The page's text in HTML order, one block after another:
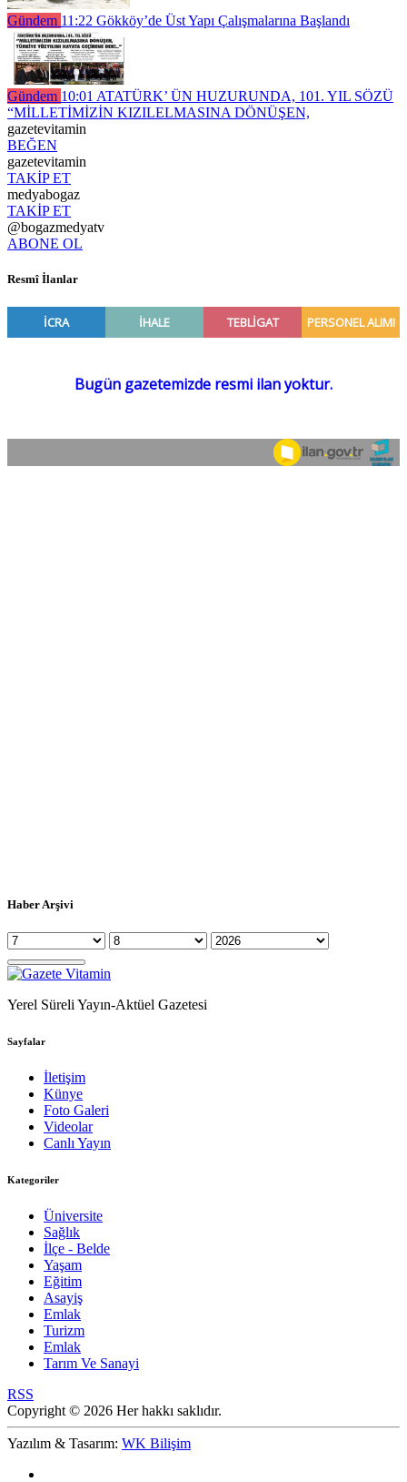
Gündem 11:22 Gökköy’de Üst Yapı Çalışmalarına Başlandı
Gündem 10:01 ATATÜRK’ ÜN HUZURUNDA, 101. YIL SÖZÜ
“MİLLETİMİZİN KIZILELMASINA DÖNÜŞEN,
gazetevitamin
BEĞEN
gazetevitamin
TAKİP ET
medyabogaz
TAKİP ET
@bogazmedyatv
ABONE OL
Resmî İlanlar
Haber Arşivi
Yerel Süreli Yayın-Aktüel Gazetesi
Sayfalar
İletişim
Künye
Foto Galeri
Videolar
Canlı Yayın
Kategoriler
Üniversite
Sağlık
İlçe - Belde
Yaşam
Eğitim
Asayiş
Emlak
Turizm
Emlak
Tarım Ve Sanayi
RSS
Copyright © 2026 Her hakkı saklıdır.
Yazılım & Tasarım: WK Bilişim